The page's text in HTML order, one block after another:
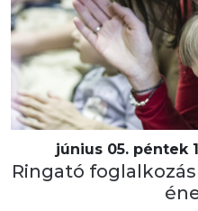
június 05. péntek
Ringató